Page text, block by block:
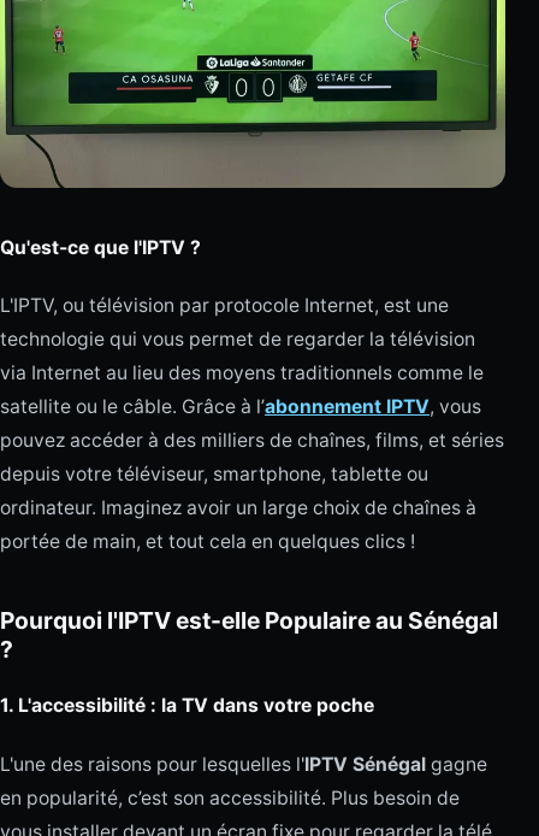
Qu'est-ce que l'IPTV ?
L'IPTV, ou télévision par protocole Internet, est une
technologie qui vous permet de regarder la télévision
via Internet au lieu des moyens traditionnels comme le
satellite ou le câble. Grâce à l’abonnement IPTV, vous
pouvez accéder à des milliers de chaînes, films, et séries
depuis votre téléviseur, smartphone, tablette ou
ordinateur. Imaginez avoir un large choix de chaînes à
portée de main, et tout cela en quelques clics !
Pourquoi l'IPTV est-elle Populaire au Sénégal
?
1. L'accessibilité : la TV dans votre poche
L'une des raisons pour lesquelles l'IPTV Sénégal gagne
en popularité, c’est son accessibilité. Plus besoin de
vous installer devant un écran fixe pour regarder la télé.